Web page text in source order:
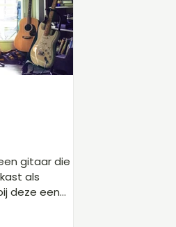
Gitaarakkoorden E
Kerst
als
deze een